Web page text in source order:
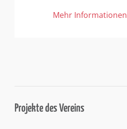
Mehr Informationen
Projekte des Vereins